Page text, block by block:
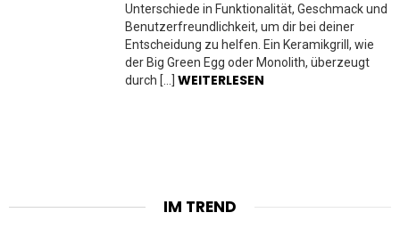
Unterschiede in Funktionalität, Geschmack und
Benutzerfreundlichkeit, um dir bei deiner
Entscheidung zu helfen. Ein Keramikgrill, wie
der Big Green Egg oder Monolith, überzeugt
durch […] WEITERLESEN
IM TREND